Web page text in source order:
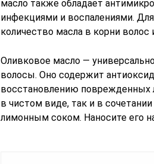
масло также обладает
инфекциями и воспалениями.
количество масла в корни
Оливковое масло —
волосы. Оно содержит
восстановлению поврежденных
в чистом виде, так и в
лимонным соком. Наносите его